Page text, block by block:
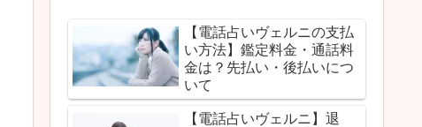
【電話占いヴェルニの支払
い方法】鑑定料金・通話料
金は？先払い・後払いにつ
いて
【電話占いヴェルニ】退